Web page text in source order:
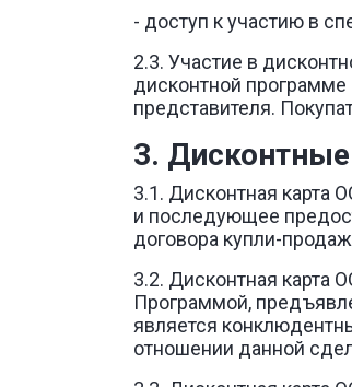
- доступ к участию в
2.3. Участие в
дисконтной
представителя.
3.
3.1. Дисконтная карта
и последующее
договора купли-
3.2. Дисконтная карта
Программой,
является
отношении данной